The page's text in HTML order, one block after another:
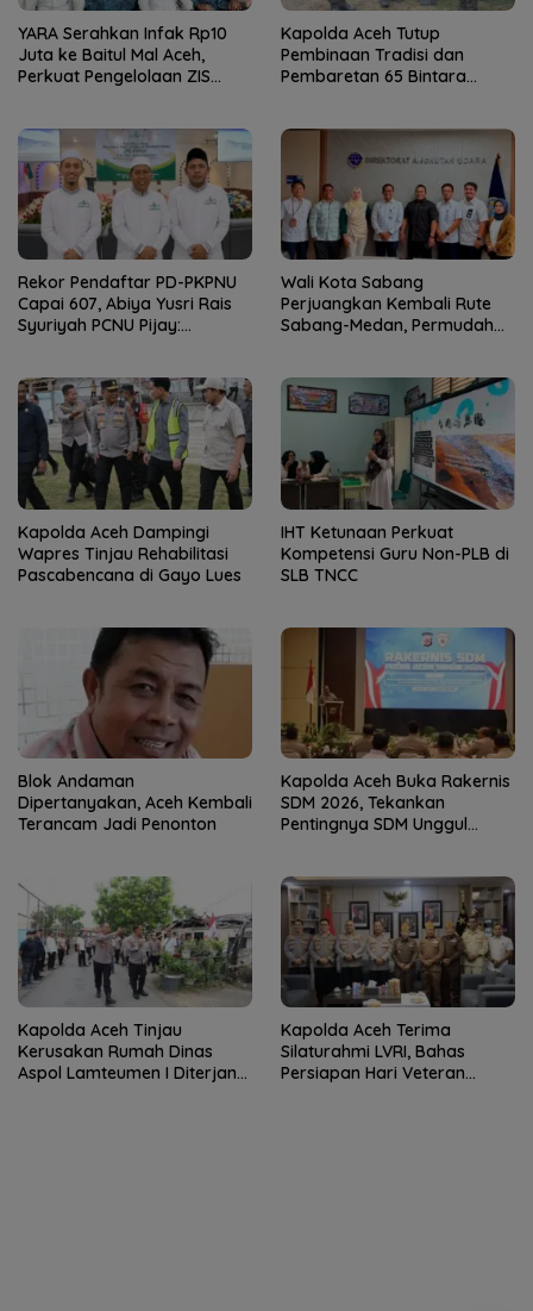
YARA Serahkan Infak Rp10
Juta ke Baitul Mal Aceh,
Perkuat Pengelolaan ZIS
Kapolda Aceh Tutup
Pembinaan Tradisi dan
Pembaretan 65 Bintara
Rekor Pendaftar PD-PKPNU
Capai 607, Abiya Yusri Rais
Syuriyah PCNU Pijay:
Wali Kota Sabang
Perjuangkan Kembali Rute
Sabang-Medan, Permudah
Kapolda Aceh Dampingi
Wapres Tinjau Rehabilitasi
Pascabencana di Gayo Lues
IHT Ketunaan Perkuat
Kompetensi Guru Non-PLB di
SLB TNCC
Blok Andaman
Dipertanyakan, Aceh Kembali
Terancam Jadi Penonton
Kapolda Aceh Buka Rakernis
SDM 2026, Tekankan
Pentingnya SDM Unggul
Kapolda Aceh Tinjau
Kerusakan Rumah Dinas
Aspol Lamteumen I Diterjang
Kapolda Aceh Terima
Silaturahmi LVRI, Bahas
Persiapan Hari Veteran